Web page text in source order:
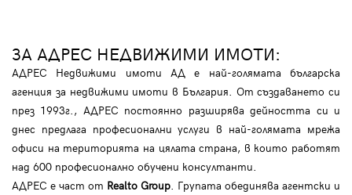
ЗА АДРЕС НЕДВИЖИМИ ИМОТИ:
АДРЕС Недвижими имоти АД е най-голямата българска
агенция за недвижими имоти в България. От създаването си
през 1993г., АДРЕС постоянно разширява дейността си и
днес предлага професионални услуги в най-голямата мрежа
офиси на територията на цялата страна, в които работят
над 600 професионално обучени консултанти.
АДРЕС е част от Realto Group . Групата обединява агентски и